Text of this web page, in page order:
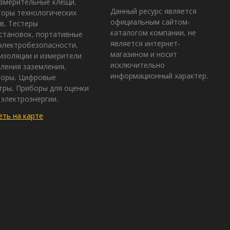
технологических
Тестеры
портативные
и измерители
заземления,
Цифровые
Приборы для оценки
на карте
Данный ресурс является
официальным сайтом-
каталогом компании, не
является интернет-
магазином и носит
исключительно
информационный характер.